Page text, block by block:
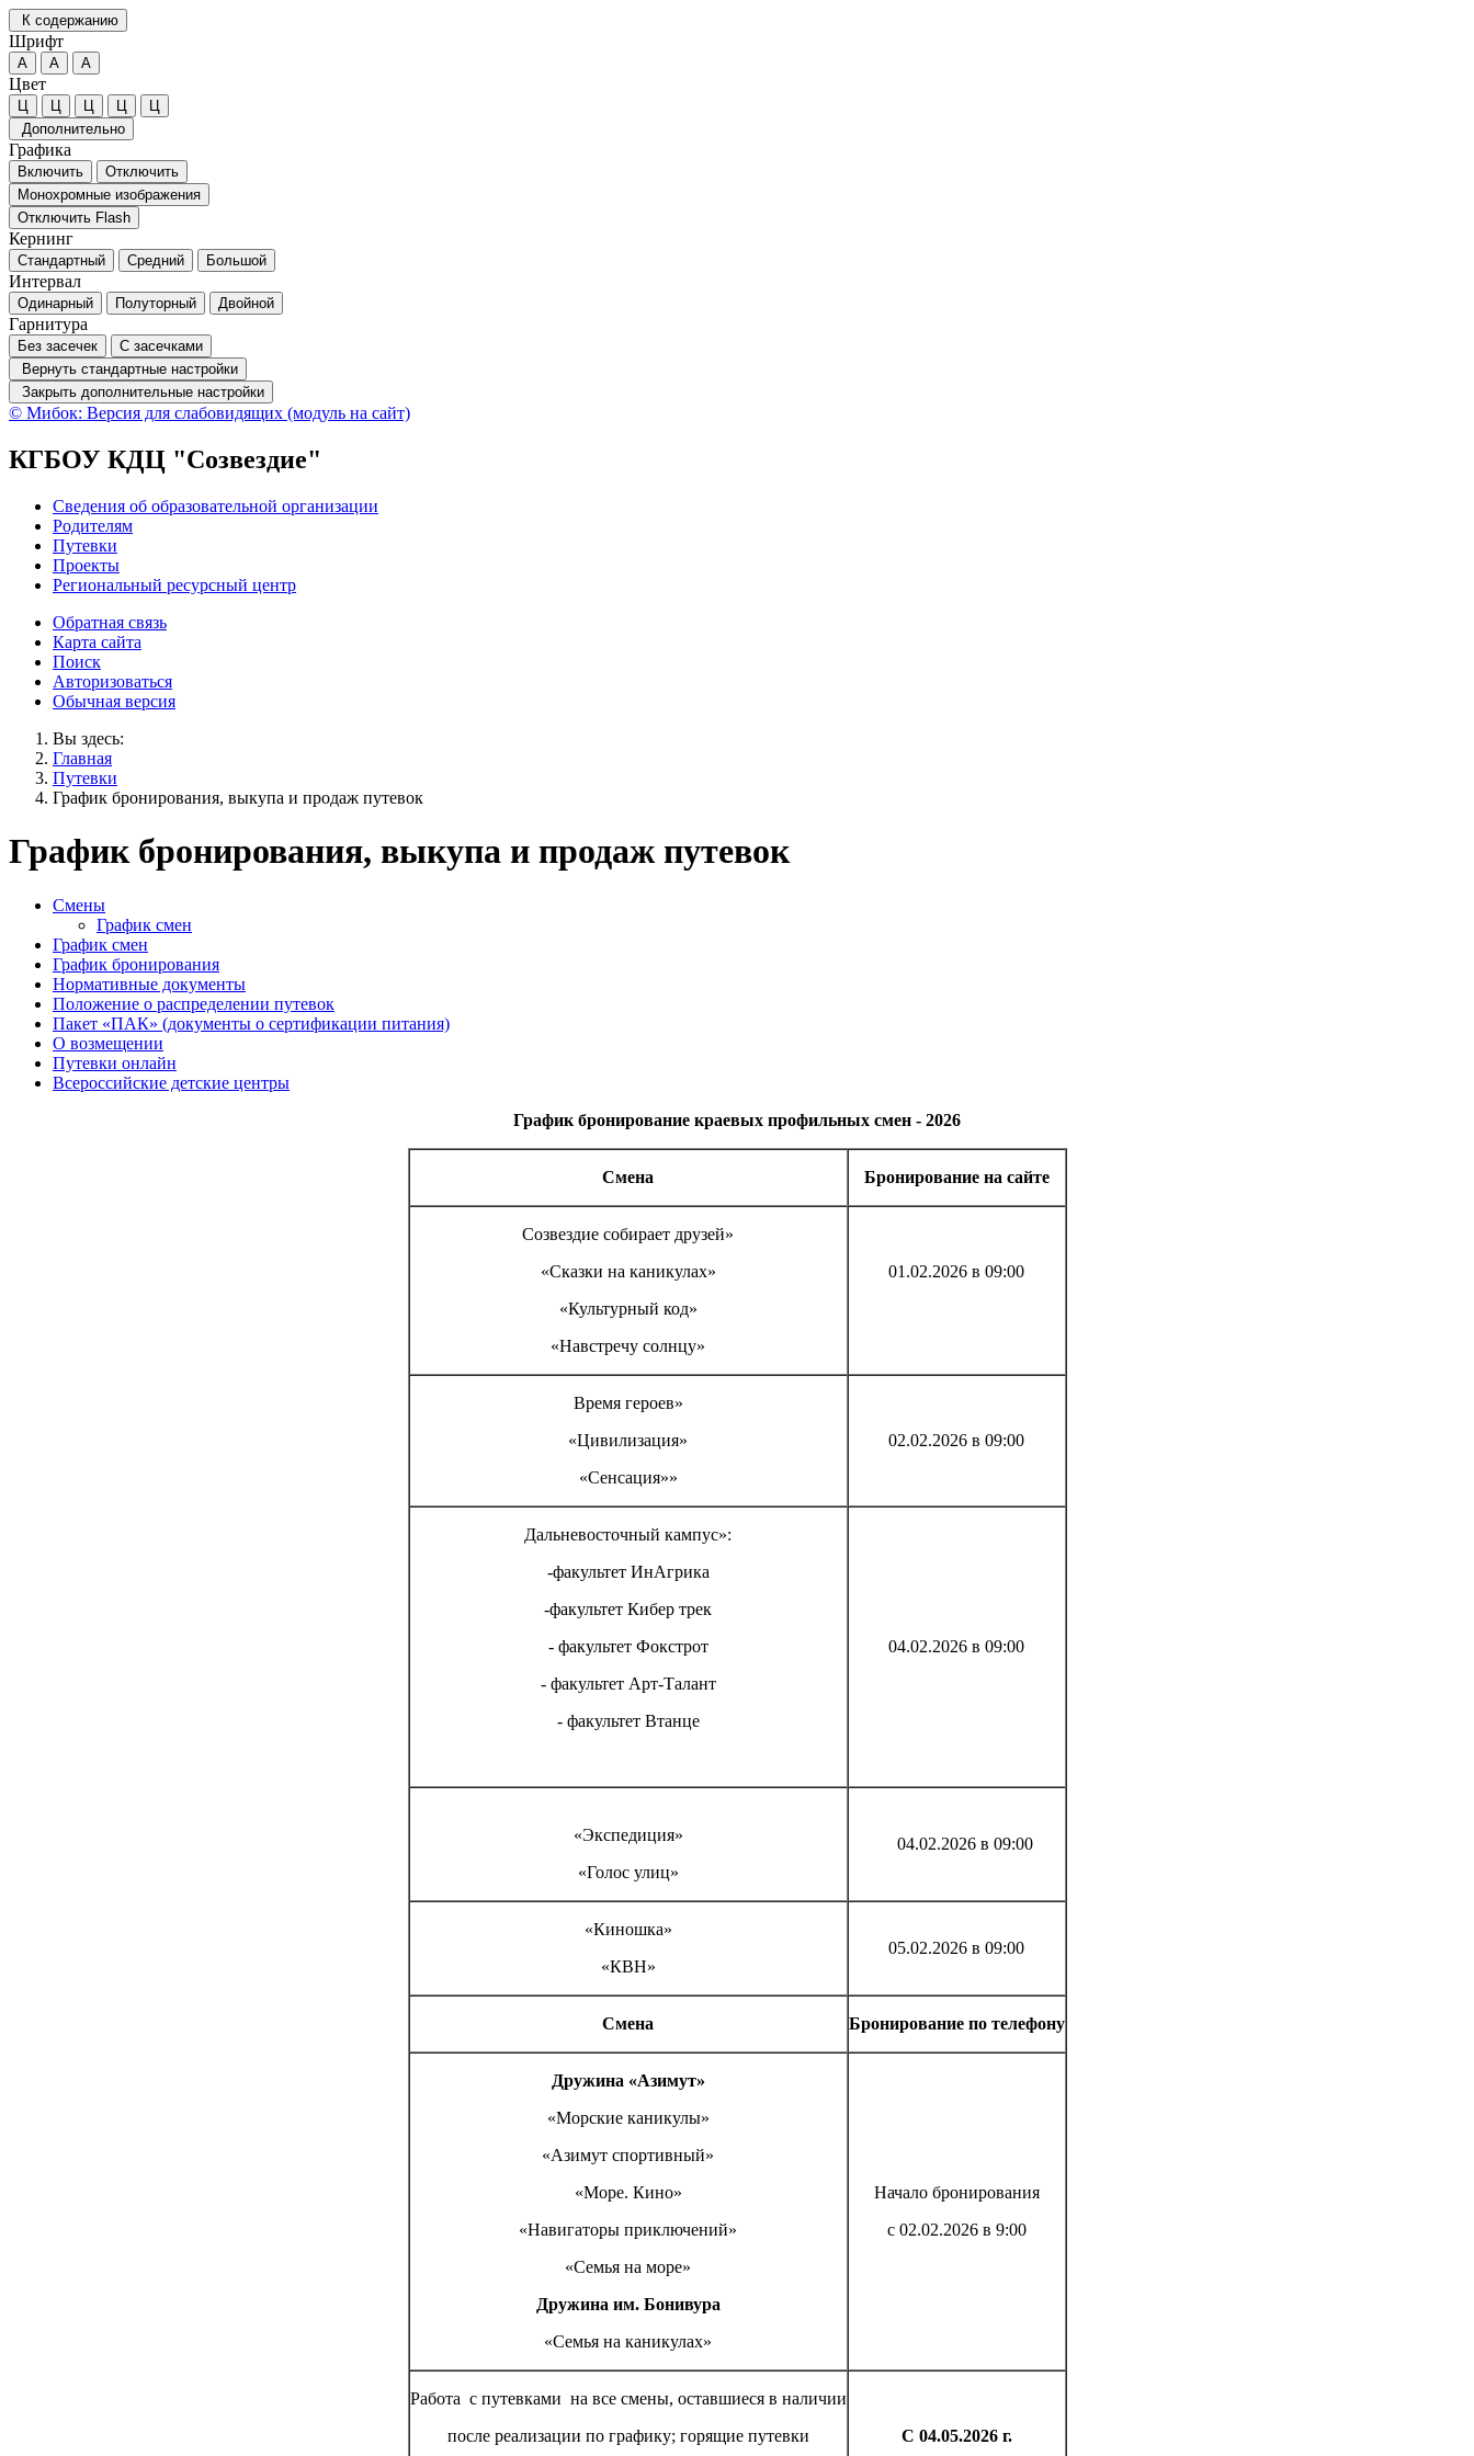
К содержанию
Шрифт
А А А
Цвет
Ц Ц Ц Ц
Ц
Дополнительно
Графика
Включить
Отключить
Монохромные изображения
Отключить Flash
Кернинг
Стандартный Средний Большой
Интервал
Одинарный Полуторный Двойной
Гарнитура
Без засечек
С засечками
Вернуть стандартные настройки
Закрыть дополнительные настройки
© Мибок: Версия для слабовидящих (модуль на сайт)
КГБОУ КДЦ "Созвездие"
Сведения об образовательной организации
Родителям
Путевки
Проекты
Региональный ресурсный центр
Обратная связь
Карта сайта
Поиск
Авторизоваться
Обычная версия
Вы здесь:
Главная
Путевки
График бронирования, выкупа и продаж путевок
График бронирования, выкупа и продаж путевок
Смены
График смен
График смен
График бронирования
Нормативные документы
Положение о распределении путевок
Пакет «ПАК» (документы о сертификации питания)
О возмещении
Путевки онлайн
Всероссийские детские центры
График бронирование краевых профильных смен - 2026
Смена Бронирование на сайте
Созвездие собирает друзей»
«Сказки на каникулах»
«Культурный код»
«Навстречу солнцу»
01.02.2026 в 09:00
Время героев»
«Цивилизация»
«Сенсация»»
02.02.2026 в 09:00
Дальневосточный кампус»:
-факультет ИнАгрика
-факультет Кибер трек
- факультет Фокстрот
- факультет Арт-Талант
- факультет Втанце
04.02.2026 в 09:00
«Экспедиция»
«Голос улиц»
04.02.2026 в 09:00
«Киношка»
«КВН»
05.02.2026 в 09:00
Смена Бронирование по телефону
Дружина «Азимут»
«Морские каникулы»
«Азимут спортивный»
«Море. Кино»
«Навигаторы приключений»
«Семья на море»
Дружина им. Бонивура
«Семья на каникулах»
Начало бронирования
с 02.02.2026 в 9:00
Работа с путевками на все смены, оставшиеся в наличии
после реализации по графику; горящие путевки
С 04.05.2026 г.